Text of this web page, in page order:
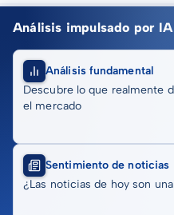
Análisis impulsado por IA
Análisis fundamental
Descubre lo que realmente
el mercado
Sentimiento de noticias
¿Las noticias de hoy son